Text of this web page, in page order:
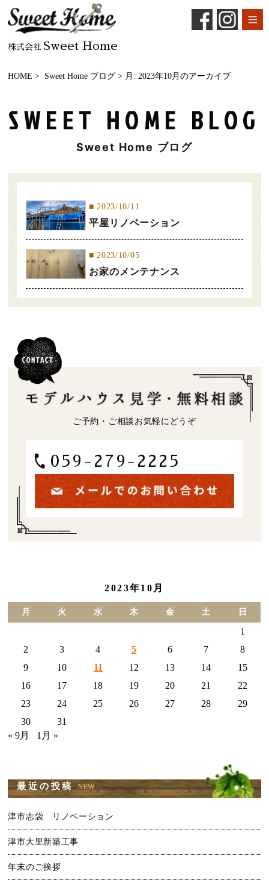
株式会社 Sweet Home
HOME > Sweet Home ブログ > 月: 2023年10月のアーカイブ
2023年10月
月 火 水 木 金 土 日
1
2
3 4 5 6 7
8
9
10 11 12 13 14
15
16
17 18 19 20 21
22
23
24 25 26 27 28
29
30
31
« 9月
1月 »
最近の投稿
津市志袋 リノベーション
津市大里新築工事
年末のご挨拶
SWEET HOME BLOG
Sweet Home ブログ
2023/10/11
平屋リノベーション
2023/10/05
お家のメンテナンス
ご予約・ご相談お気軽にどうぞ
059-279-2225